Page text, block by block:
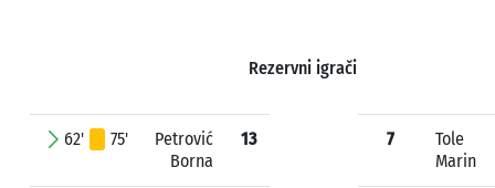
Rezervni igrači
62' 75'
Petrović
Borna
13 7
Tole
Marin